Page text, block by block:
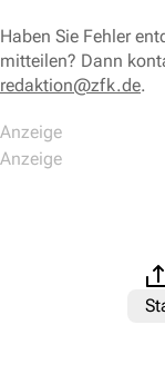
Haben Sie Fehler
mitteilen? Dann
redaktion@zfk.de.